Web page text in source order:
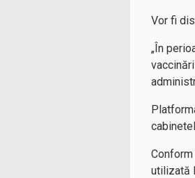
Vor fi
„În
utilizată